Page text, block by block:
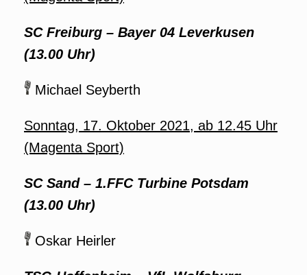
SC Freiburg – Bayer 04 Leverkusen
(13.00 Uhr)
Michael Seyberth
Sonntag, 17. Oktober 2021, ab 12.45 Uhr
(Magenta Sport)
SC Sand – 1.FFC Turbine Potsdam
(13.00 Uhr)
Oskar Heirler